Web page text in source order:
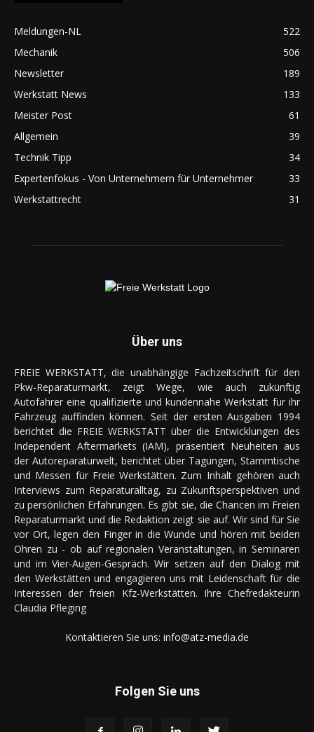
Meldungen-NL
522
Mechanik
506
Newsletter
189
Werkstatt News
133
Meister Post
61
Allgemein
39
Technik Tipp
34
Expertenfokus - Von Unternehmern für Unternehmer
33
Werkstattrecht
31
Über uns
FREIE WERKSTATT, die unabhängige Fachzeitschrift für den
Pkw-Reparaturmarkt, zeigt Wege, wie auch zukünftig
Autofahrer eine qualifizierte und kundennahe Werkstatt für ihr
Fahrzeug auffinden können. Seit der ersten Ausgaben 1994
berichtet die FREIE WERKSTATT über die Entwicklungen des
Independent Aftermarkets (IAM), präsentiert Neuheiten aus
der Autoreparaturwelt, berichtet über Tagungen, Stammtische
und Messen für Freie Werkstätten. Zum Inhalt gehören auch
Interviews zum Reparaturalltag, zu Zukunftsperspektiven und
zu persönlichen Erfahrungen. Es gibt sie, die Chancen im Freien
Reparaturmarkt und die Redaktion zeigt sie auf. Wir sind für Sie
vor Ort, legen den Finger in die Wunde und hören mit beiden
Ohren zu - ob auf regionalen Veranstaltungen, in Seminaren
und im Vier-Augen-Gespräch. Wir setzen auf den Dialog mit
den Werkstätten und engagieren uns mit Leidenschaft für die
Interessen der freien Kfz-Werkstätten. Ihre Chefredakteurin
Claudia Pfleging
Kontaktieren Sie uns: info@atz-media.de
Folgen Sie uns